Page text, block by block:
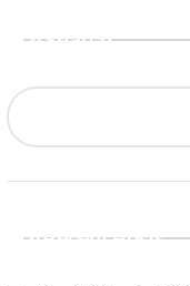
Search
Recent Posts